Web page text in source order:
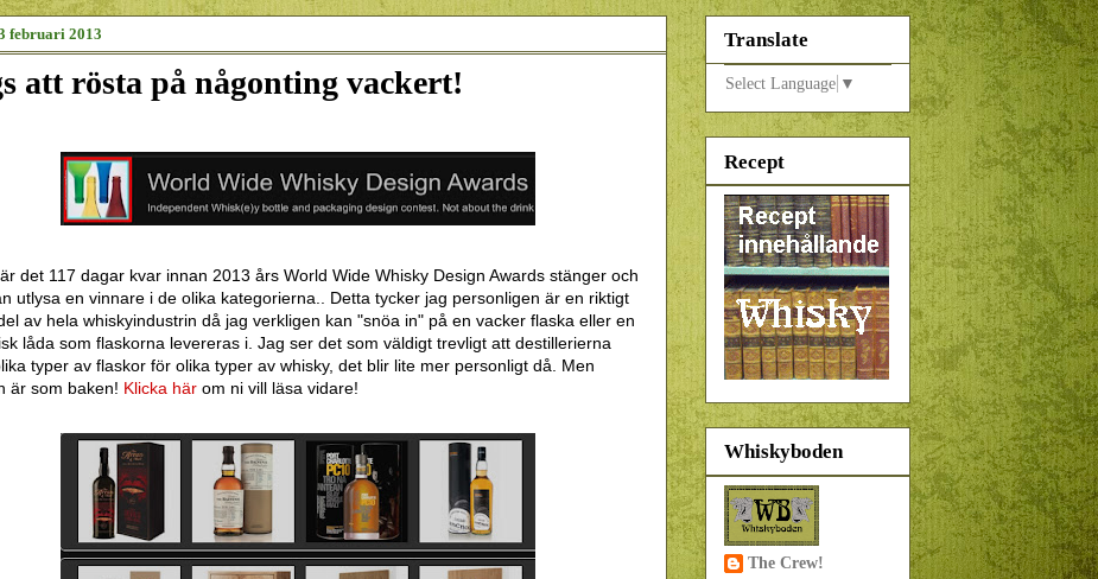
februari 2013
att rösta på någonting vackert!
det 117 dagar kvar innan 2013 års World Wide Whisky Design Awards stänger och
utlysa en vinnare i de olika kategorierna.. Detta tycker jag personligen är en riktigt
av hela whiskyindustrin då jag verkligen kan "snöa in" på en vacker flaska eller en
låda som flaskorna levereras i. Jag ser det som väldigt trevligt att destillerierna
typer av flaskor för olika typer av whisky, det blir lite mer personligt då. Men
är som baken! Klicka här om ni vill läsa vidare!
Translate
Select Language ▼
Recept
Whiskyboden
The Crew!